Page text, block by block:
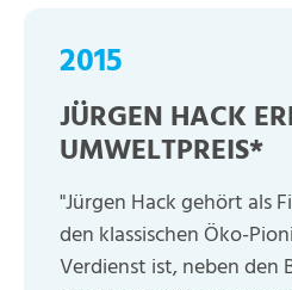
2015
JÜRGEN HACK
UMWELTPREIS*
"Jürgen Hack gehört als
den klassischen Öko-
Verdienst ist, neben den